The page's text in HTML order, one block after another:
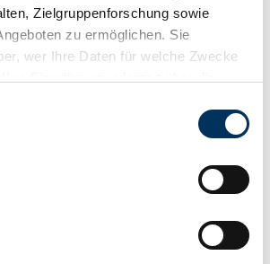
Zielgruppenforschung sowie
zu ermöglichen. Sie
wer Ihre Daten für welche Zwecke
oder widerrufen
über Ihre geografische Lage